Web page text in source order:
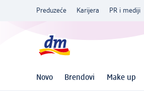
Preduzeće Karijera PR i mediji
Novo Brendovi Make up